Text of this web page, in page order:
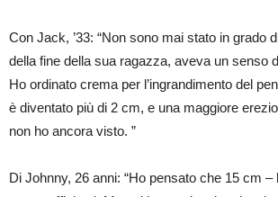
Con Jack, ’33: “Non sono mai stato in grado
della fine della sua ragazza, aveva un senso
Ho ordinato crema per l’ingrandimento del
è diventato più di 2 cm, e una maggiore
non ho ancora visto. ”
Di Johnny, 26 anni: “Ho pensato che 15 cm –